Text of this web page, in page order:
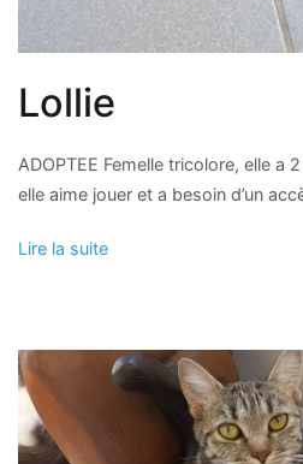
Lollie
ADOPTEE Femelle tricolore, elle a
elle aime jouer et a besoin d’un
Lire la suite